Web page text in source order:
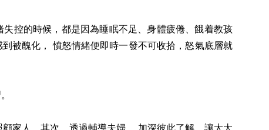
控的時候，都是因為睡眠不足、身體疲倦、餓着教孩
被醜化， 憤怒情緒便即時一發不可收拾，怒氣底層就
家人。其次，透過輔導夫婦， 加深彼此了解，讓太太